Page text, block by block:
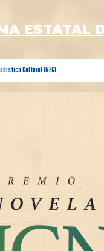
ESTATAL
Cultural INEGI